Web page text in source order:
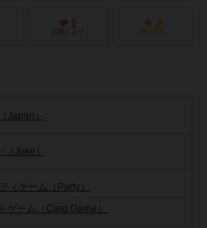
1
お気に入り
2
持ってる
Japan）
（Joke）
ィゲーム（Party）
ゲーム（Card Game）